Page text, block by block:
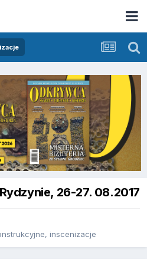
26-27. 08.2017
inscenizacje